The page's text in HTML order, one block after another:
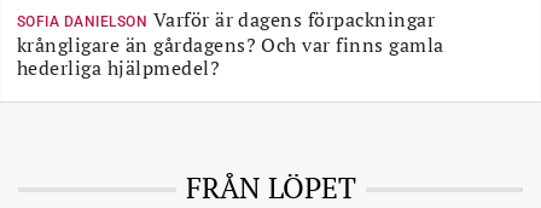
SOFIA DANIELSON Varför är dagens förpackningar
krångligare än gårdagens? Och var finns gamla
hederliga hjälpmedel?
FRÅN LÖPET